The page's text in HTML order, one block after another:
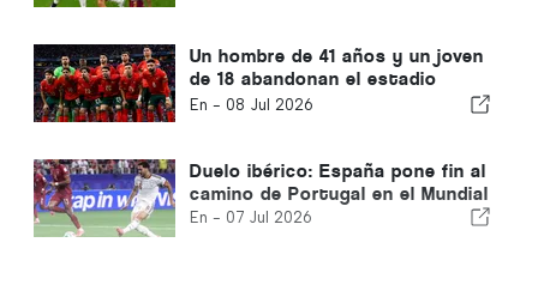
Un hombre de 41 años y un joven
de 18 abandonan el estadio
AT&amp;T de Dallas
En - 08 Jul 2026
Duelo ibérico: España pone fin al
camino de Portugal en el Mundial
En - 07 Jul 2026